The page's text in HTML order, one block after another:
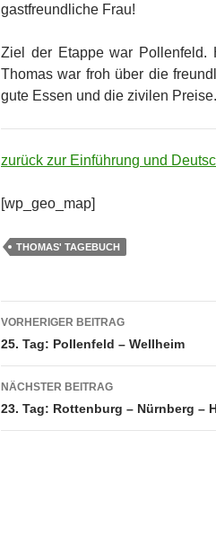
gastfreundliche Frau!
Ziel der Etappe war Pollenfeld.
Thomas war froh über die
gute Essen und die zivilen
zurück zur Einführung und
[wp_geo_map]
THOMAS' TAGEBUCH
Beitragsnavigation
VORHERIGER BEITRAG
25. Tag: Pollenfeld – Wellheim
NÄCHSTER BEITRAG
23. Tag: Rottenburg – Nürnberg –